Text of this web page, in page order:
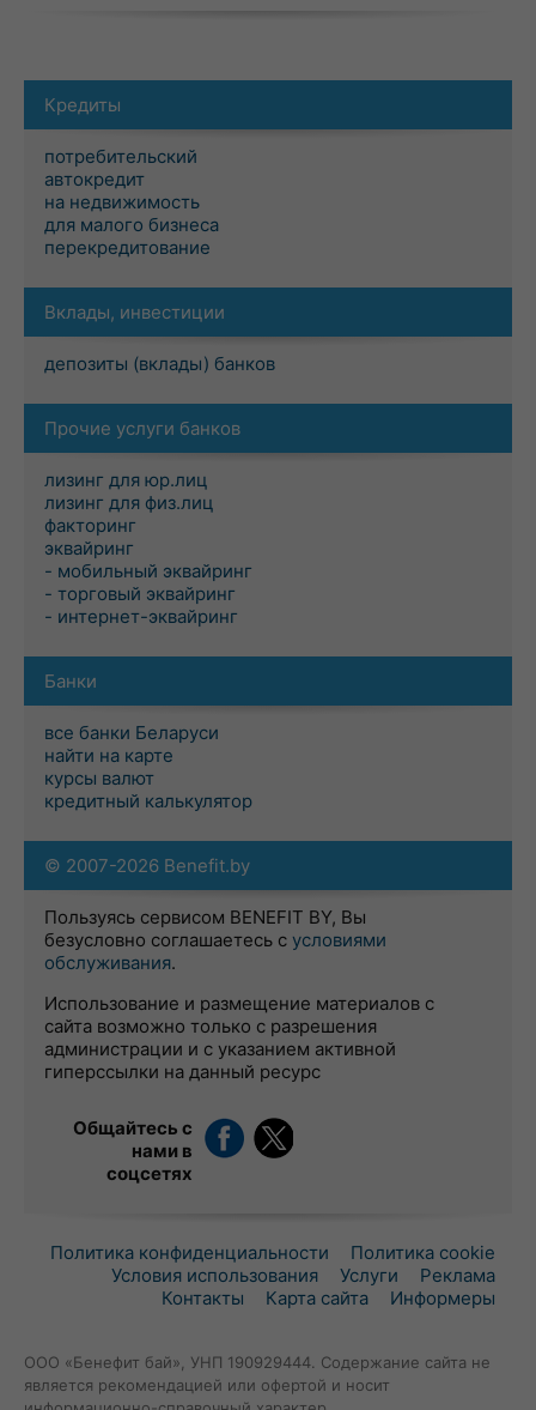
Кредиты
потребительский
автокредит
на недвижимость
для малого бизнеса
перекредитование
Вклады, инвестиции
депозиты (вклады) банков
Прочие услуги банков
лизинг для юр.лиц
лизинг для физ.лиц
факторинг
эквайринг
- мобильный эквайринг
- торговый эквайринг
- интернет-эквайринг
Банки
все банки Беларуси
найти на карте
курсы валют
кредитный калькулятор
© 2007-2026 Benefit.by
Пользуясь сервисом BENEFIT BY, Вы
безусловно соглашаетесь с условиями
обслуживания.
Использование и размещение материалов с
сайта возможно только с разрешения
администрации и с указанием активной
гиперссылки на данный ресурс
Общайтесь с
нами в
соцсетях
Политика конфиденциальности
Политика cookie
Условия использования
Услуги
Реклама
Контакты
Карта сайта Информеры
ООО «Бенефит бай», УНП 190929444. Содержание сайта не
является рекомендацией или офертой и носит